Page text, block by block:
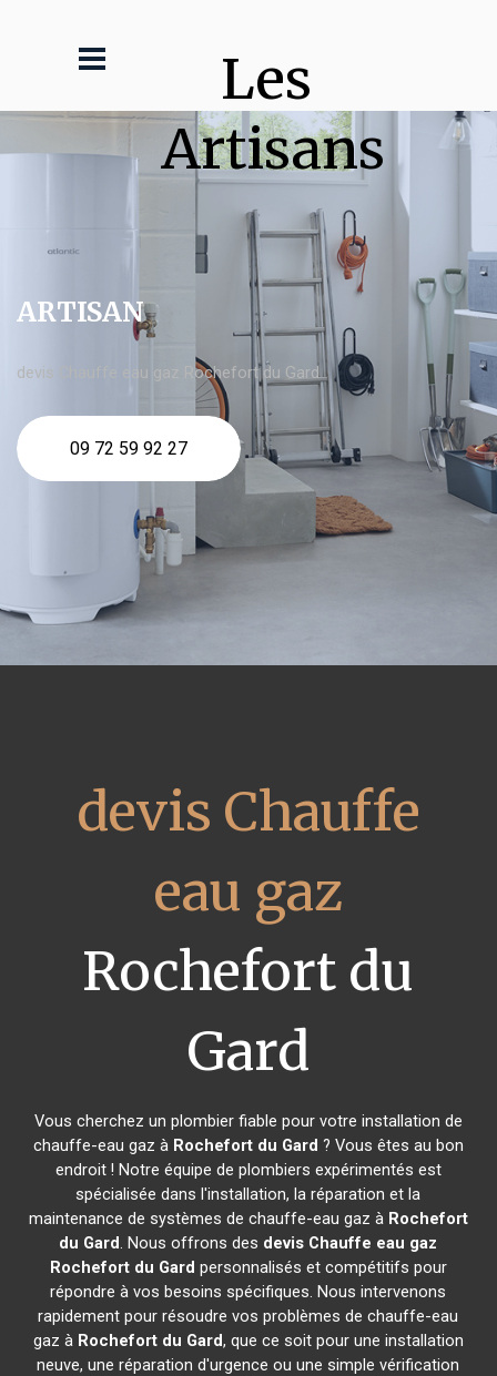
Les
Artisans
ARTISAN
devis Chauffe eau gaz Rochefort du Gard
09 72 59 92 27
devis Chauffe
eau gaz
Rochefort du
Gard
Vous cherchez un plombier fiable pour votre installation de
chauffe-eau gaz à Rochefort du Gard ? Vous êtes au bon
endroit ! Notre équipe de plombiers expérimentés est
spécialisée dans l'installation, la réparation et la
maintenance de systèmes de chauffe-eau gaz à Rochefort
du Gard. Nous offrons des devis Chauffe eau gaz
Rochefort du Gard personnalisés et compétitifs pour
répondre à vos besoins spécifiques. Nous intervenons
rapidement pour résoudre vos problèmes de chauffe-eau
gaz à Rochefort du Gard, que ce soit pour une installation
neuve, une réparation d'urgence ou une simple vérification